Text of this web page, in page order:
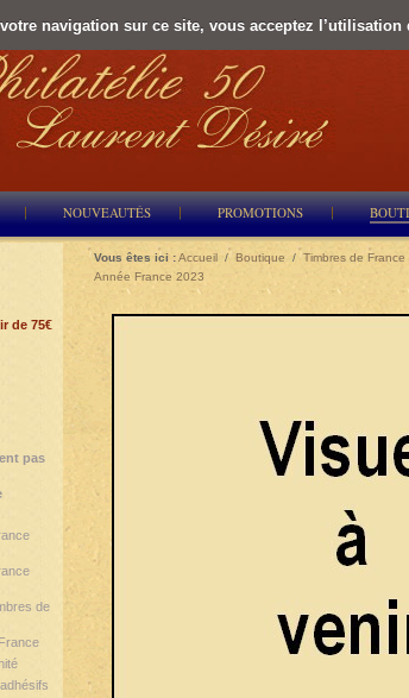
navigation sur ce site, vous acceptez
NOUVEAUTÉS PROMOTIONS
Vous êtes ici :Accueil / Boutique /Timbres de France
Année France 2023
pas
de
de 75€